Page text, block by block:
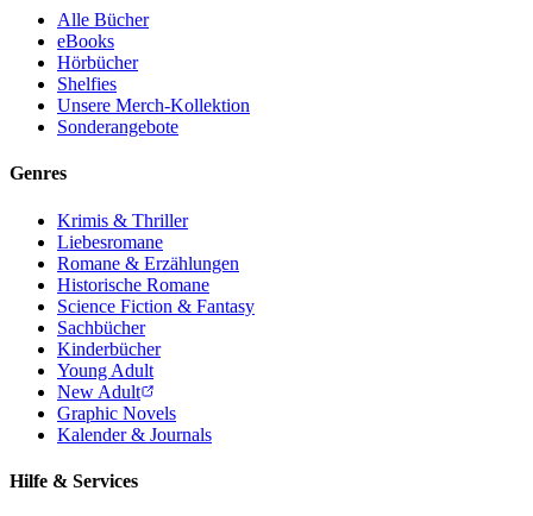
Alle Bücher
eBooks
Hörbücher
Shelfies
Unsere Merch-Kollektion
Sonderangebote
Genres
Krimis & Thriller
Liebesromane
Romane & Erzählungen
Historische Romane
Science Fiction & Fantasy
Sachbücher
Kinderbücher
Young Adult
New Adult
Graphic Novels
Kalender & Journals
Hilfe & Services